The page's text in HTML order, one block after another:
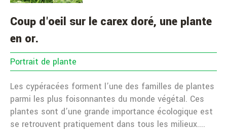
Coup d'oeil sur le carex doré, une plante
en or.
Portrait de plante
Les cypéracées forment l’une des familles de plantes
parmi les plus foisonnantes du monde végétal. Ces
plantes sont d’une grande importance écologique est
se retrouvent pratiquement dans tous les milieux....